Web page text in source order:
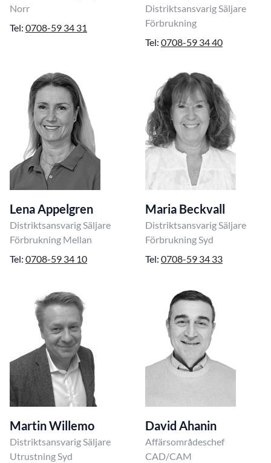
Norr
Tel: 0708-59 34 31
Distriktsansvarig Säljare
Förbrukning
Tel: 0708-59 34 40
Lena Appelgren
Distriktsansvarig Säljare
Förbrukning Mellan
Tel: 0708-59 34 10
Maria Beckvall
Distriktsansvarig Säljare
Förbrukning Syd
Tel: 0708-59 34 33
Martin Willemo
Distriktsansvarig Säljare
Utrustning Syd
David Ahanin
Affärsområdeschef
CAD/CAM